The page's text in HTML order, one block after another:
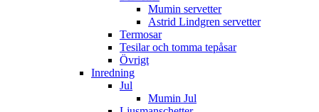
Mumin servetter
Astrid Lindgren servetter
Termosar
Tesilar och tomma tepåsar
Övrigt
Inredning
Jul
Mumin Jul